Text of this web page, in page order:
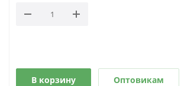
В корзину Оптовикам